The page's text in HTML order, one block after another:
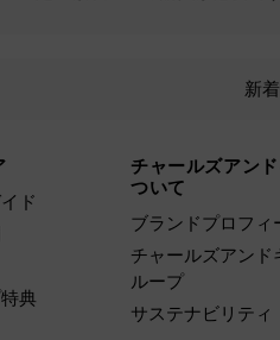
新
ド
典
チャールズアン
ついて
ブランドプロフィ
チャールズアンド
ループ
サステナビリティ